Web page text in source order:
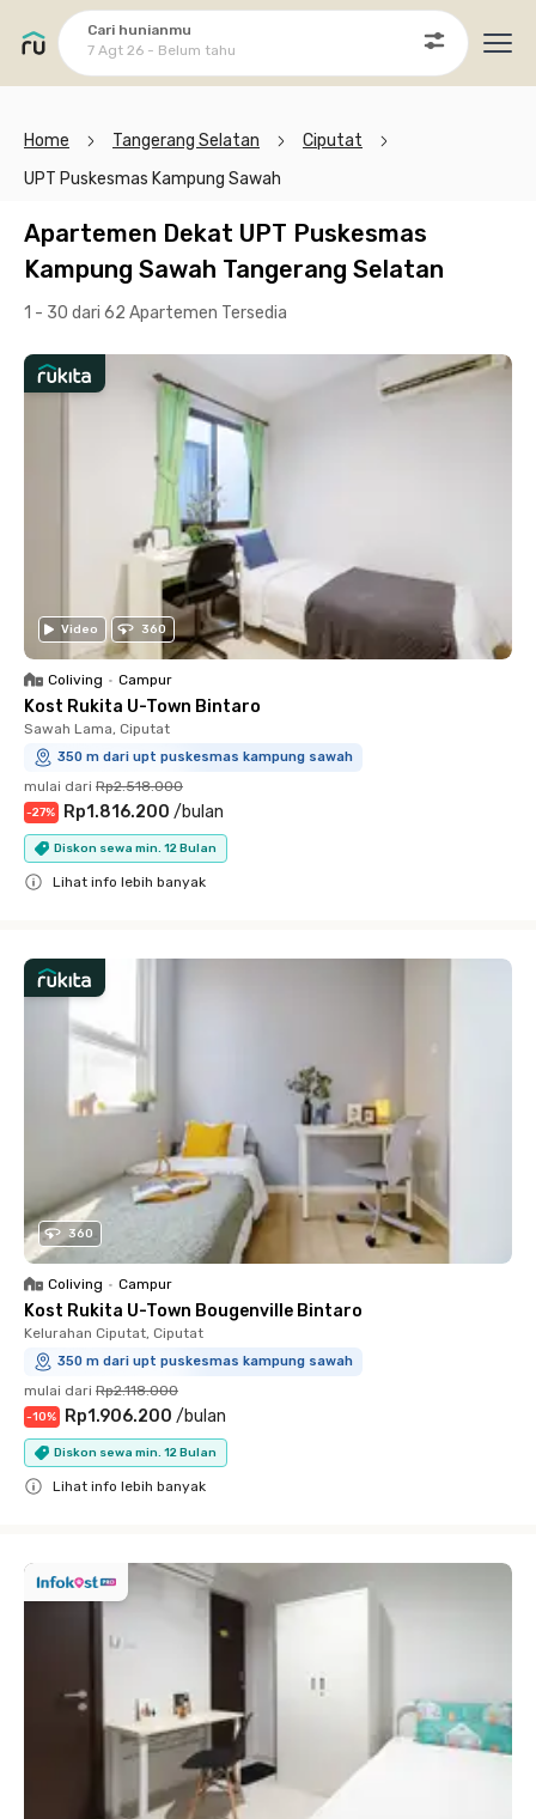
Cari hunianmu
7 Agt 26 - Belum tahu
Home Tangerang Selatan
Ciputat
UPT Puskesmas Kampung Sawah
Apartemen Dekat UPT Puskesmas
Kampung Sawah Tangerang Selatan
1 - 30 dari 62 Apartemen Tersedia
Video 360
Coliving • Campur
Kost Rukita U-Town Bintaro
Sawah Lama, Ciputat
350 m dari upt puskesmas kampung sawah
mulai dari Rp2.518.000
-27% Rp1.816.200 /bulan
Diskon sewa min. 12 Bulan
Lihat info lebih banyak
360
Coliving • Campur
Kost Rukita U-Town Bougenville Bintaro
Kelurahan Ciputat, Ciputat
350 m dari upt puskesmas kampung sawah
mulai dari Rp2.118.000
-10% Rp1.906.200 /bulan
Diskon sewa min. 12 Bulan
Lihat info lebih banyak